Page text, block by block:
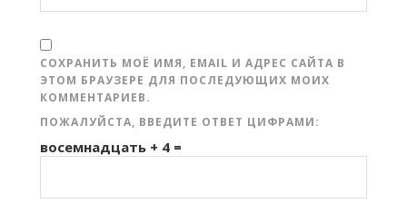
СОХРАНИТЬ МОЁ ИМЯ, EMAIL И АДРЕС САЙТА В
ЭТОМ БРАУЗЕРЕ ДЛЯ ПОСЛЕДУЮЩИХ МОИХ
КОММЕНТАРИЕВ.
ПОЖАЛУЙСТА, ВВЕДИТЕ ОТВЕТ ЦИФРАМИ:
восемнадцать + 4 =